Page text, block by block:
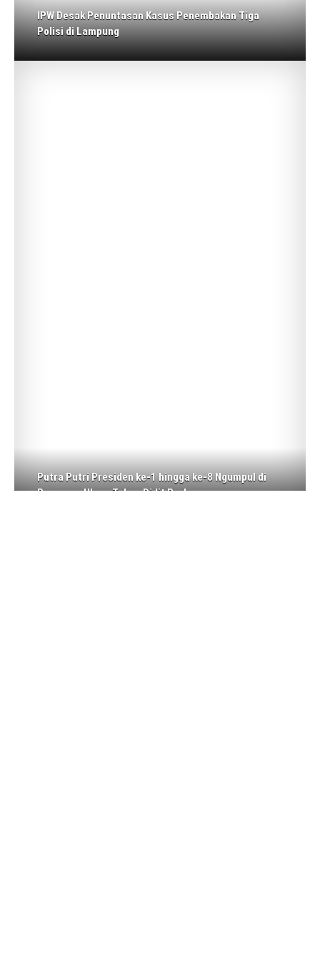
IPW Desak Penuntasan Kasus Penembakan Tiga
Polisi di Lampung
Putra Putri Presiden ke-1 hingga ke-8 Ngumpul di
Perayaan Ulang Tahun Didit Prabowo